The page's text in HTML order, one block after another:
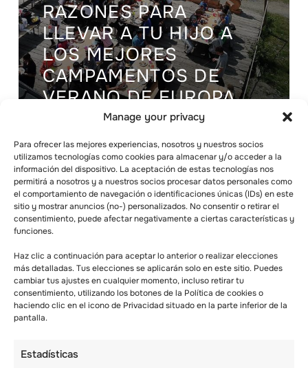
Manage your privacy
Para ofrecer las mejores experiencias, nosotros y nuestros socios
utilizamos tecnologías como cookies para almacenar y/o acceder a la
información del dispositivo. La aceptación de estas tecnologías nos
permitirá a nosotros y a nuestros socios procesar datos personales como
el comportamiento de navegación o identificaciones únicas (IDs) en este
sitio y mostrar anuncios (no-) personalizados. No consentir o retirar el
consentimiento, puede afectar negativamente a ciertas características y
funciones.
Haz clic a continuación para aceptar lo anterior o realizar elecciones
más detalladas. Tus elecciones se aplicarán solo en este sitio. Puedes
cambiar tus ajustes en cualquier momento, incluso retirar tu
consentimiento, utilizando los botones de la Política de cookies o
haciendo clic en el icono de Privacidad situado en la parte inferior de la
pantalla.
Estadísticas
RAZONES PARA
LLEVAR A TU HIJO A
LOS MEJORES
CAMPAMENTOS DE
VERANO DE EUROPA